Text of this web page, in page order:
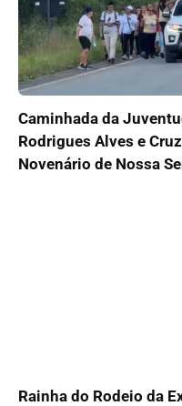
Caminhada da
Rodrigues Alves e
Novenário de Nossa
Rainha do Rodeio da